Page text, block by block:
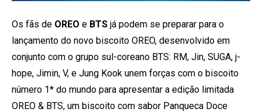
Os fãs de OREO e BTS já podem se preparar para o
lançamento do novo biscoito OREO, desenvolvido em
conjunto com o grupo sul-coreano BTS: RM, Jin, SUGA, j-
hope, Jimin, V, e Jung Kook unem forças com o biscoito
número 1* do mundo para apresentar a edição limitada
OREO & BTS, um biscoito com sabor Panqueca Doce